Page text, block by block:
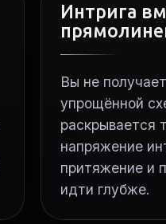
Интрига
Вы не
упрощённой
раскрывается
напряжение
притяжение и
идти глубже.